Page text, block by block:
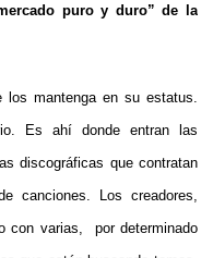
puro y duro” de la
mantenga en su estatus.
Es ahí donde entran las
discográficas que contratan
canciones. Los creadores,
con varias, por determinado